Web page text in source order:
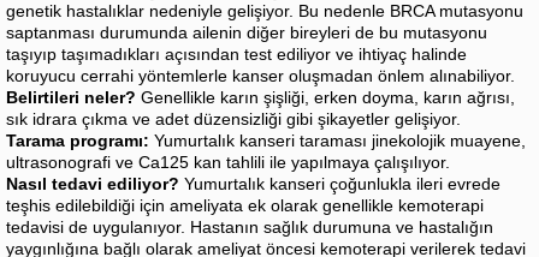
genetik hastalıklar nedeniyle gelişiyor. Bu nedenle BRCA mutasyonu
saptanması durumunda ailenin diğer bireyleri de bu mutasyonu
taşıyıp taşımadıkları açısından test ediliyor ve ihtiyaç halinde
koruyucu cerrahi yöntemlerle kanser oluşmadan önlem alınabiliyor.
Belirtileri neler? Genellikle karın şişliği, erken doyma, karın ağrısı,
sık idrara çıkma ve adet düzensizliği gibi şikayetler gelişiyor.
Tarama programı: Yumurtalık kanseri taraması jinekolojik muayene,
ultrasonografi ve Ca125 kan tahlili ile yapılmaya çalışılıyor.
Nasıl tedavi ediliyor? Yumurtalık kanseri çoğunlukla ileri evrede
teşhis edilebildiği için ameliyata ek olarak genellikle kemoterapi
tedavisi de uygulanıyor. Hastanın sağlık durumuna ve hastalığın
yaygınlığına bağlı olarak ameliyat öncesi kemoterapi verilerek tedavi